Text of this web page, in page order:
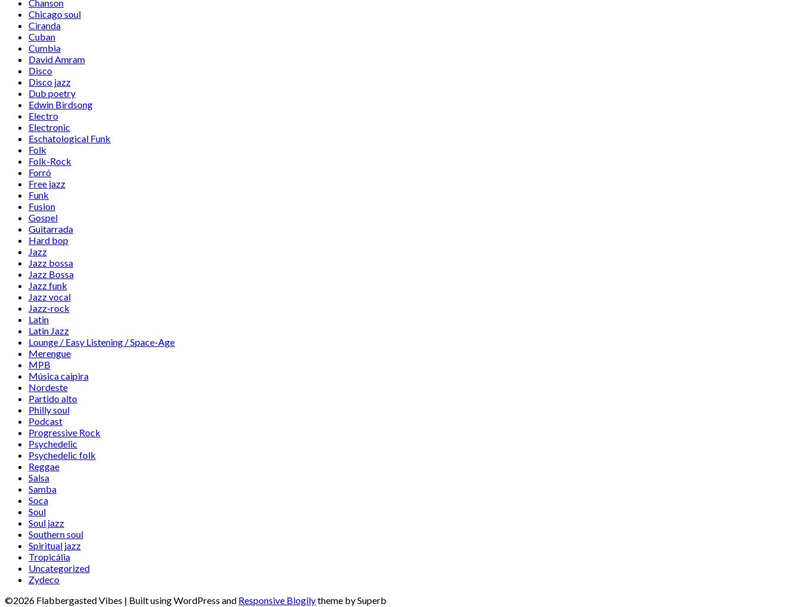
Chanson
Chicago soul
Ciranda
Cuban
Cumbia
David Amram
Disco
Disco jazz
Dub poetry
Edwin Birdsong
Electro
Electronic
Eschatological Funk
Folk
Folk-Rock
Forró
Free jazz
Funk
Fusion
Gospel
Guitarrada
Hard bop
Jazz
Jazz bossa
Jazz Bossa
Jazz funk
Jazz vocal
Jazz-rock
Latin
Latin Jazz
Lounge / Easy Listening / Space-Age
Merengue
MPB
Música caipira
Nordeste
Partido alto
Philly soul
Podcast
Progressive Rock
Psychedelic
Psychedelic folk
Reggae
Salsa
Samba
Soca
Soul
Soul jazz
Southern soul
Spiritual jazz
Tropicália
Uncategorized
Zydeco
©2026 Flabbergasted Vibes | Built using WordPress and Responsive Blogilytheme by Superb